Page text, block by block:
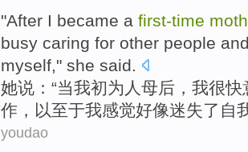
"After I became a first-time
busy caring for other people
myself ," she said
她说：“当我初为人 母后，我很快
作 ， 以至于我感觉好像迷失了 自
youdao